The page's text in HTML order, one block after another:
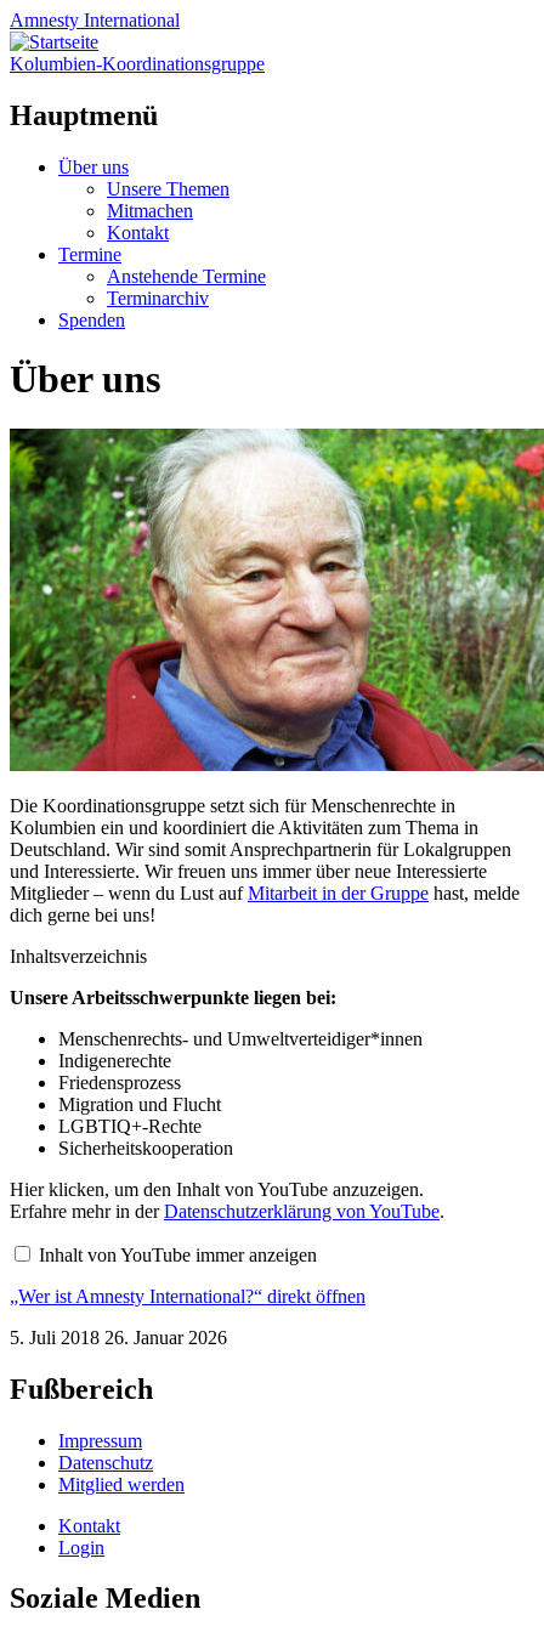
Amnesty International
Kolumbien-Koordinationsgruppe
Hauptmenü
Zum
Über uns
Unsere Themen
Mitmachen
Kontakt
Termine
Anstehende Termine
Terminarchiv
Spenden
Über uns
Die Koordinationsgruppe setzt sich für Menschenrechte in
Kolumbien ein und koordiniert die Aktivitäten zum Thema in
Deutschland. Wir sind somit Ansprechpartnerin für Lokalgruppen
und Interessierte. Wir freuen uns immer über neue Interessierte
Mitglieder – wenn du Lust aufMitarbeit in der Gruppe hast, melde
dich gerne bei uns!
Inhaltsverzeichnis
Unsere Arbeitsschwerpunkte liegen bei:
Menschenrechts- und Umweltverteidiger*innen
Indigenerechte
Friedensprozess
Migration und Flucht
LGBTIQ+-Rechte
Sicherheitskooperation
„Wer
ist
Amnesty
von
anzeigen
Hier klicken, um den Inhalt von YouTube anzuzeigen.
Erfahre mehr in derDatenschutzerklärung von YouTube.
Inhalt von YouTube immer anzeigen
„Wer ist Amnesty International?“ direkt öffnen
5. Juli 2018 26. Januar 2026
Fußbereich
Impressum
Datenschutz
Mitglied werden
Kontakt
Login
Soziale Medien